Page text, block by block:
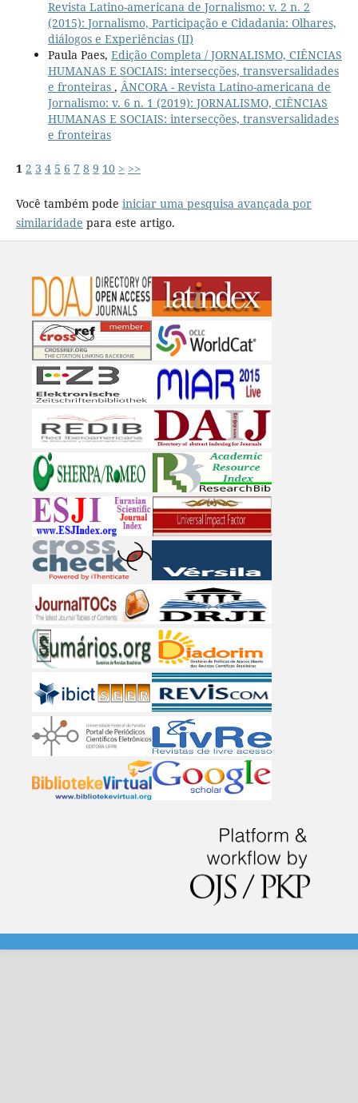
Revista Latino-americana de Jornalismo: v. 2 n. 2
(2015): Jornalismo, Participação e Cidadania: Olhares,
diálogos e Experiências (II)
Paula Paes, Edição Completa / JORNALISMO, CIÊNCIAS
HUMANAS E SOCIAIS: intersecções, transversalidades
e fronteiras , ÂNCORA - Revista Latino-americana de
Jornalismo: v. 6 n. 1 (2019): JORNALISMO, CIÊNCIAS
HUMANAS E SOCIAIS: intersecções, transversalidades
e fronteiras
1 2 3 4 5 6 7 8 9 10 > >>
Você também pode iniciar uma pesquisa avançada por
similaridade para este artigo.